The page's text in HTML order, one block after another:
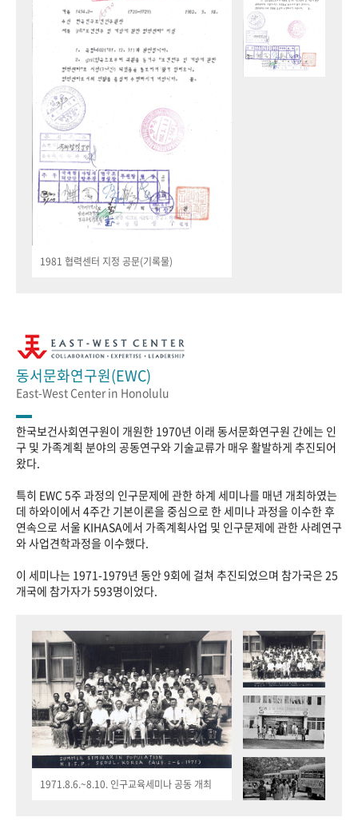
1981 협력센터 지정 공문(기록물)
동서문화연구원(EWC)
East-West Center in Honolulu
한국보건사회연구원이 개원한 1970년 이래 동서문화연구원 간에는 인
구 및 가족계획 분야의 공동연구와 기술교류가 매우 활발하게 추진되어
왔다.
특히 EWC 5주 과정의 인구문제에 관한 하계 세미나를 매년 개최하였는
데 하와이에서 4주간 기본이론을 중심으로 한 세미나 과정을 이수한 후
연속으로 서울 KIHASA에서 가족계획사업 및 인구문제에 관한 사례연구
와 사업견학과정을 이수했다.
이 세미나는 1971-1979년 동안 9회에 걸쳐 추진되었으며 참가국은 25
개국에 참가자가 593명이었다.
1971.8.6.~8.10. 인구교육세미나 공동 개최